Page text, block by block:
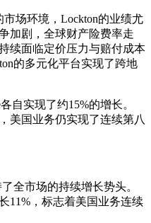
场环境，Lockton的业绩尤
加剧，全球财产险费率走
续面临定价压力与赔付成本
的多元化平台实现了跨地
自实现了约15%的增长。
美国业务仍实现了连续第八
全市场的持续增长势头。
11%，标志着美国业务连续